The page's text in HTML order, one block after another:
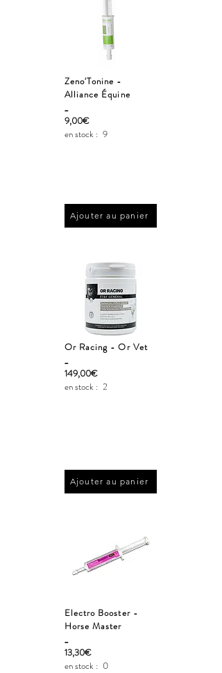
Zeno'Tonine -
Alliance Équine
_
9,00€
en stock : 9
Ajouter au panier
Or Racing - Or Vet
_
149,00€
en stock : 2
Ajouter au panier
Electro Booster -
Horse Master
_
13,30€
en stock : 0